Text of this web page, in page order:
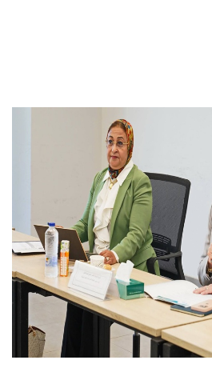
الطلاب
هيئة التدريس
الدراسات العليا